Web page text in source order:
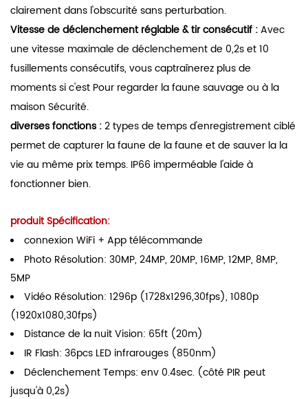
clairement dans l'obscurité sans perturbation.
Vitesse de déclenchement réglable & tir consécutif :Avec
une vitesse maximale de déclenchement de 0,2s et 10
fusillements consécutifs, vous captraînerez plus de
moments si c'est Pour regarder la faune sauvage ou à la
maison Sécurité.
diverses fonctions :2 types de temps d'enregistrement ciblé
permet de capturer la faune de la faune et de sauver la la
vie au même prix temps. IP66 imperméable l'aide à
fonctionner bien.
produit Spécification:
connexion WiFi + App télécommande
Photo Résolution: 30MP, 24MP, 20MP, 16MP, 12MP, 8MP,
5MP
Vidéo Résolution: 1296p (1728x1296,30fps), 1080p
(1920x1080,30fps)
Distance de la nuit Vision: 65ft (20m)
IR Flash: 36pcs LED infrarouges (850nm)
Déclenchement Temps: env 0.4sec. (côté PIR ​​peut
jusqu'à 0,2s)